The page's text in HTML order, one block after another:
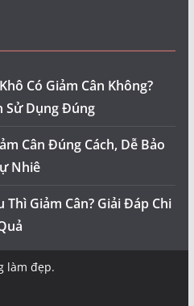
Có Giảm Cân Không?
Sử Dụng Đúng
Cân Đúng Cách, Dễ Bảo
Nhiê
Giảm Cân? Giải Đáp Chi
làm đẹp.